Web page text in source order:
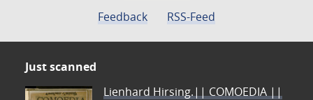
Feedback
RSS-Feed
Just scanned
Lienhard Hirsing.|| COMOEDIA ||